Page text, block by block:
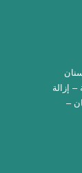
– إزالة
–
–